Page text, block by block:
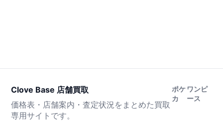
Clove Base 店舗買取
価格表・店舗案内・査定状況をまとめた買取
専用サイトです。
ポケ
カ
ワンピ
ース